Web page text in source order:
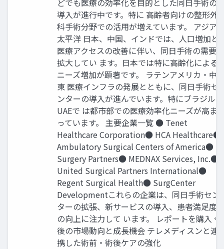
導入が進行中です。特に 高齢者向けの整形外
科手術分野での活用が増えています。 アジア
太平洋 日本、中国、インドでは、人口増加と
医療アクセスの改善に伴い、同日手術の需要が
拡大してい ます。日本では特に高齢化による
ニーズ増加が顕著です。 ラテンアメリカ・中
東 医療インフラの発展とともに、同日手術セ
ンターの導入が進んでいます。特にブラジル、
UAEで は都市部での医療効率化ニーズが高ま
っています。 主要企業一覧 ●​ Tenet
Healthcare Corporation​ ●​ HCA Healthcare​ ●​
Ambulatory Surgical Centers of America​ ●​
Surgery Partners​ ●​ MEDNAX Services, Inc.​ ●​
United Surgical Partners International​ ●​
Regent Surgical Health​ ●​ SurgCenter
Development​ これらの企業は、同日手術セン
ターの拡張、新サービスの導入、患者満足度
の向上に注力して います。 レポートを購入 今
後の市場動向と成長機会 テレメディスンと連
携した術前・術後ケアの強化